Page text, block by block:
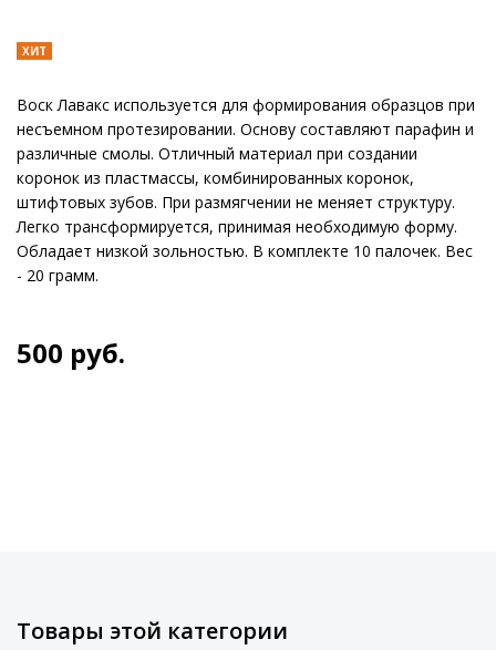
ХИТ
Воск Лавакс используется для формирования образцов при
несъемном протезировании. Основу составляют парафин и
различные смолы. Отличный материал при создании
коронок из пластмассы, комбинированных коронок,
штифтовых зубов. При размягчении не меняет структуру.
Легко трансформируется, принимая необходимую форму.
Обладает низкой зольностью. В комплекте 10 палочек. Вес
- 20 грамм.
500 руб.
Товары этой категории